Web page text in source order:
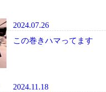
2024.07.26
この巻きハマってます
2024.11.18